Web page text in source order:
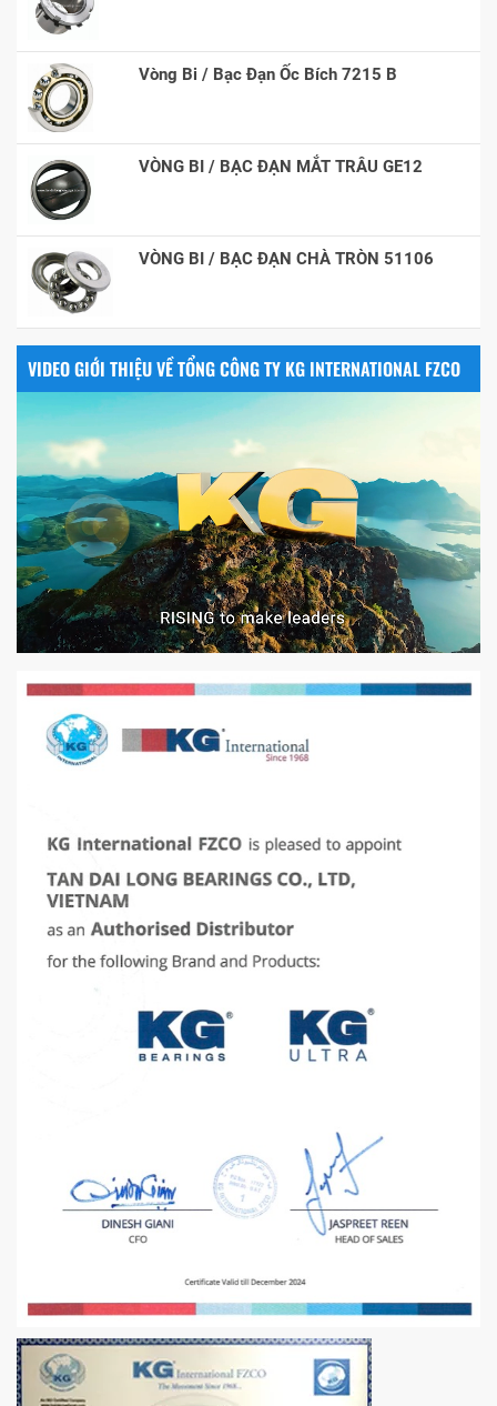
Vòng Bi / Bạc Đạn Ốc Bích 7215 B
VÒNG BI / BẠC ĐẠN MẮT TRÂU GE12
VÒNG BI / BẠC ĐẠN CHÀ TRÒN 51106
VIDEO GIỚI THIỆU VỀ TỔNG CÔNG TY KG INTERNATIONAL FZCO